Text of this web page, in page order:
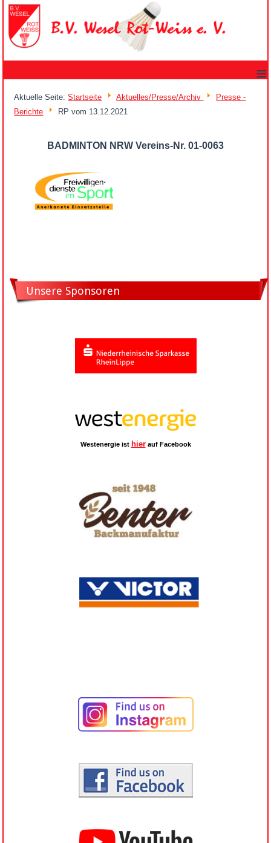
≡
Aktuelle Seite:Startseite Aktuelles/Presse/Archiv
Presse -
Berichte
RP vom 13.12.2021
BADMINTON NRW Vereins-Nr. 01-0063
Unsere Sponsoren
Westenergie ist hierauf Facebook